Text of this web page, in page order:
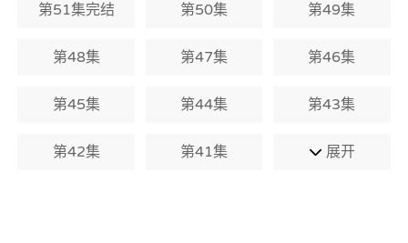
第51集完结 第50集 第49集
第48集 第47集 第46集
第45集 第44集 第43集
第42集 第41集 展开